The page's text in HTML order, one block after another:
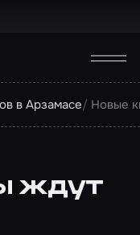
в Арзамасе Новые
ждут